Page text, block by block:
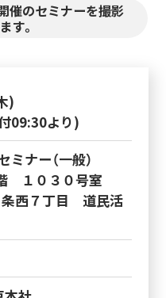
催のセミナーを撮影
す。
)
09:30より)
ナー（一般）
１０３０号室
条西７丁目 道民活